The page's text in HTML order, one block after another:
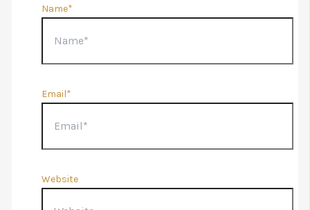
Name*
Email*
Website